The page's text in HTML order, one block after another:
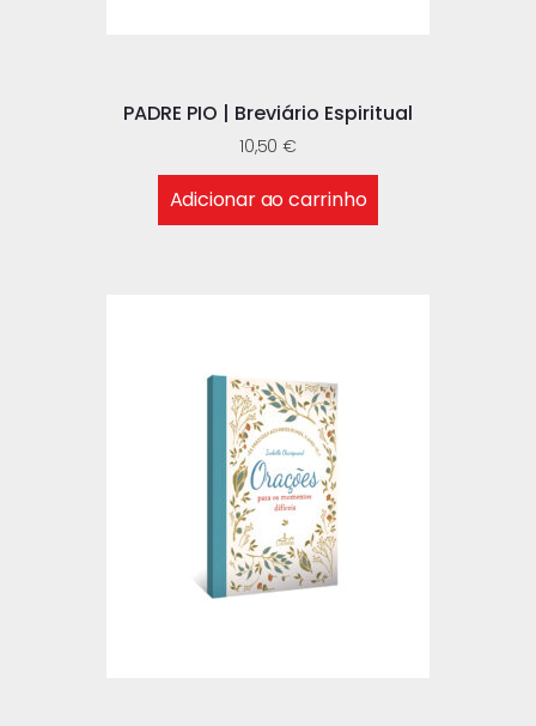
PADRE PIO | Breviário Espiritual
10,50 €
Adicionar ao carrinho